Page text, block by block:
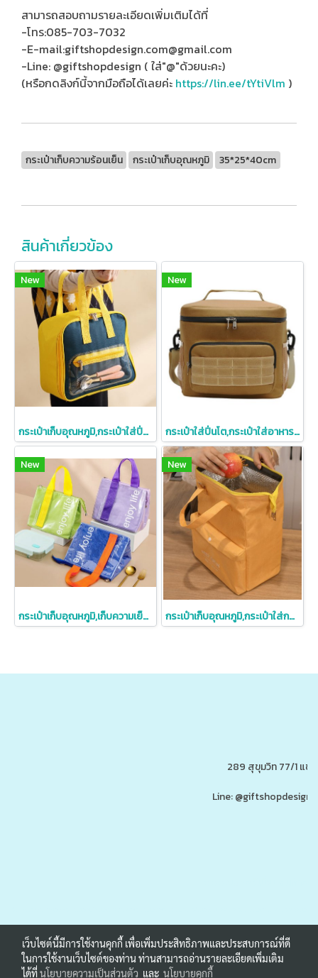
สามารถสอบถามรายละเอียดเพิ่มเติมได้ที่
-โทร:085-703-7032
-E-mail:giftshopdesign.com@gmail.com
-Line: @giftshopdesign ( ใส่"@"ด้วยนะคะ)
(หรือกดลิงก์นี้จากมือถือได้เลยค่ะ https://lin.ee/tYtiVlm )
กระเป๋าเก็บความร้อนเย็น กระเป๋าเก็บอุณหภูมิ 35*25*40cm
สินค้าเกี่ยวข้อง
New
กระเป๋าเก็บอุณหภูมิ,กระเป๋าใส่ปิ่นโต,ขนาด25*15*26.5cm
New
กระเป๋าใส่ปิ่นโต,กระเป๋าใส่อาหาร,กระเป๋าใส่เครื่องดื่ม,กระเป๋าเก็บอุณหภูมิ
New
กระเป๋าเก็บอุณหภูมิ,เก็บความเย็น/ความร้อน,กระเป๋าใส่กล่องอาหาร
New
กระเป๋าเก็บอุณหภูมิ,กระเป๋าใส่กล่องข้าว
289 สุขุมวิท 77/1 แข
Line:
เว็บไซต์นี้มีการใช้งานคุกกี้ เพื่อเพิ่มประสิทธิภาพและประสบการณ์ที่ดี
ในการใช้งานเว็บไซต์ของท่าน ท่านสามารถอ่านรายละเอียดเพิ่มเติม
ได้ที่นโยบายความเป็นส่วนตัว และ นโยบายคุกกี้